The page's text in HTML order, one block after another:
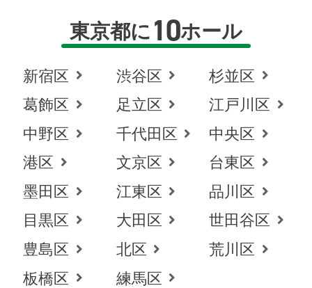
東京都に 10ホール
新宿区 渋谷区
杉並区
葛飾区
足立区
江戸川区
中野区
千代田区
中央区
港区
文京区
台東区
墨田区
江東区
品川区
目黒区
大田区
世田谷区
豊島区
北区
荒川区
板橋区
練馬区